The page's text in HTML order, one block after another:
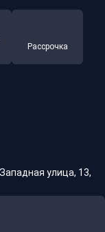
Рассрочка
улица, 13,